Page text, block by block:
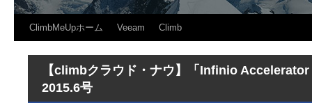
ClimbMeUpホーム Veeam Climb
【climbクラウド・ナウ】「Infinio
2015.6号